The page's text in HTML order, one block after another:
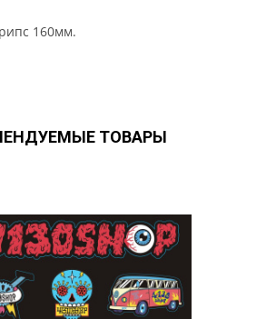
160мм.
ТОВАРЫ